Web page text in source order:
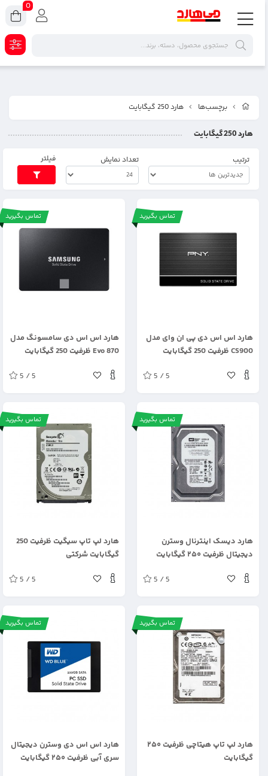
برچسب‌ها هارد 250 گیگابایت
هارد 250 گیگابایت
ترتیب تعداد نمایش فیلتر
تماس بگیرید
هارد اس اس دی پی ان وای مدل
CS900 ظرفیت 250 گیگابایت
5 / 5
تماس بگیرید
هارد اس اس دی سامسونگ مدل
Evo 870 ظرفیت 250 گیگابایت
5 / 5
تماس بگیرید
هارد دیسک اینترنال وسترن
دیجیتال ظرفیت ۲۵۰ گیگابایت
5 / 5
تماس بگیرید
هارد لپ تاپ سیگیت ظرفیت 250
گیگابایت شرکتی
5 / 5
تماس بگیرید
هارد لپ تاپ هیتاچی ظرفیت ۲۵۰
گیگابایت
تماس بگیرید
هارد اس اس دی وسترن دیجیتال
سری آبی ظرفیت ۲۵۰ گیگابایت
0